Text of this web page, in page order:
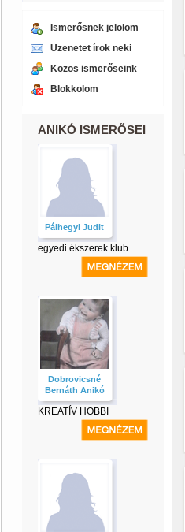
Ismerősnek jelölöm
Üzenetet írok neki
Közös ismerőseink
Blokkolom
ANIKÓ ISMERŐSEI
Pálhegyi Judit
egyedi ékszerek klub
Dobrovicsné
Bernáth Anikó
KREATÍV HOBBI